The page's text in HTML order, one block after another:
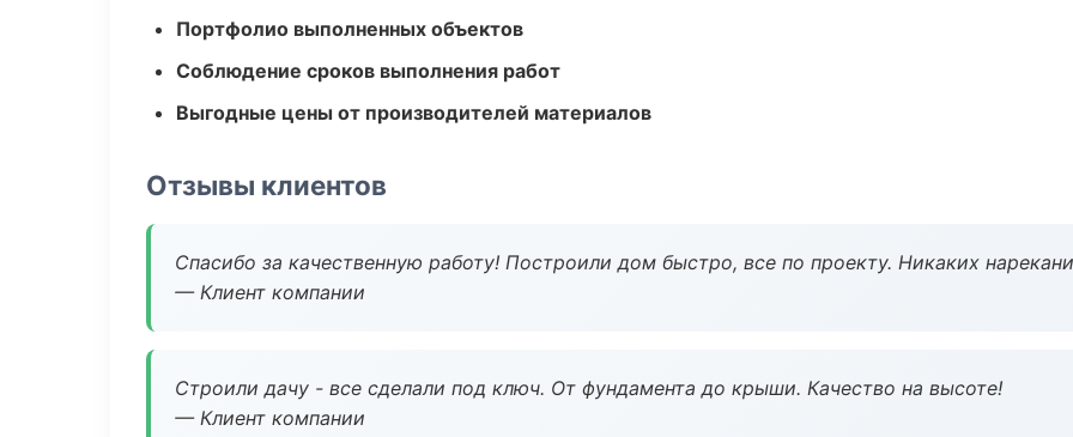
Портфолио выполненных объектов
Соблюдение сроков выполнения работ
Выгодные цены от производителей материалов
Отзывы клиентов
Спасибо за качественную работу! Построили дом быстро, все по проекту. Никаких
— Клиент компании
Строили дачу - все сделали под ключ. От фундамента до крыши. Качество на высоте!
— Клиент компании